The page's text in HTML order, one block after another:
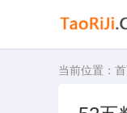
当前位置：